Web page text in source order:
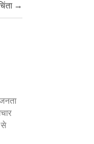
→
से